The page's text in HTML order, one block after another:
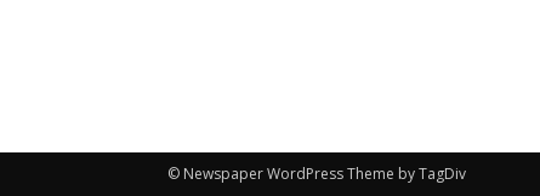
© Newspaper WordPress Theme by TagDiv